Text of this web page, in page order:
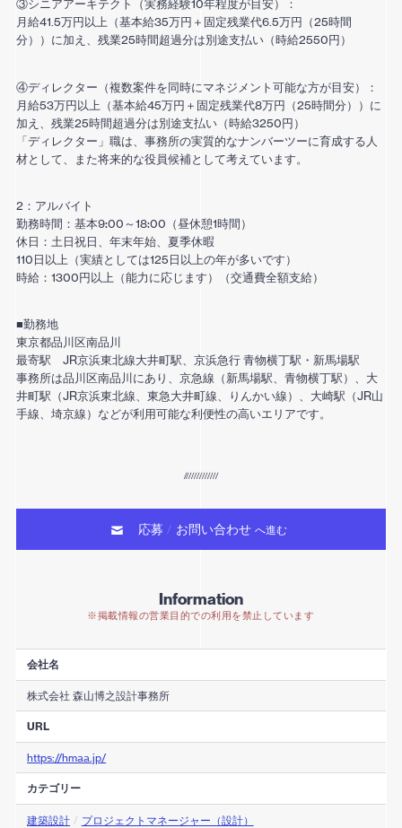
③シニアアーキテクト（実務経験10年程度が目安）：
月給41.5万円以上（基本給35万円＋固定残業代6.5万円（25時間
分））に加え、残業25時間超過分は別途支払い（時給2550円）
④ディレクター（複数案件を同時にマネジメント可能な方が目安）：
月給53万円以上（基本給45万円＋固定残業代8万円（25時間分））に
加え、残業25時間超過分は別途支払い（時給3250円）
「ディレクター」職は、事務所の実質的なナンバーツーに育成する人
材として、また将来的な役員候補として考えています。
2：アルバイト
勤務時間：基本9:00～18:00（昼休憩1時間）
休日：土日祝日、年末年始、夏季休暇
110日以上（実績としては125日以上の年が多いです）
時給：1300円以上（能力に応じます）（交通費全額支給）
■勤務地
東京都品川区南品川
最寄駅 JR京浜東北線大井町駅、京浜急行 青物横丁駅・新馬場駅
事務所は品川区南品川にあり、京急線（新馬場駅、青物横丁駅）、大
井町駅（JR京浜東北線、東急大井町線、りんかい線）、大崎駅（JR山
手線、埼京線）などが利用可能な利便性の高いエリアです。
応募 / お問い合わせへ進む
Information
※掲載情報の営業目的での利用を禁止しています
会社名
株式会社 森山博之設計事務所
URL
https://hmaa.jp/
カテゴリー
建築設計 / プロジェクトマネージャー（設計）